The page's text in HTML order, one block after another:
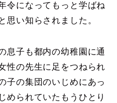
令になってもっと学ばね
思い知らされました。
息子も都内の幼稚園に通
性の先生に足をつねられ
子の集団のいじめにあっ
められていたもうひとり